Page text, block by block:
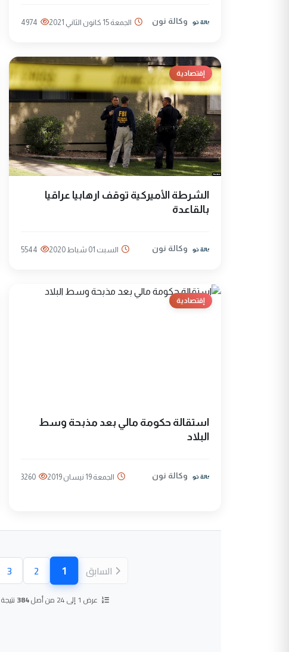
وكالة نون الجمعة 15 كانون الثاني 2021 4974
إقتصادية
الشرطة الأميركية توقف ارهابيا عراقيا
بالقاعدة
وكالة نون السبت 01 شباط 2020 5544
إقتصادية
استقالة حكومة مالي بعد مذبحة وسط
البلاد
وكالة نون الجمعة 19 نيسان 2019 3260
السابق 1(الصفحة الحالية)
2
3
عرض 1 إلى 24 من أصل 384 نتيجة